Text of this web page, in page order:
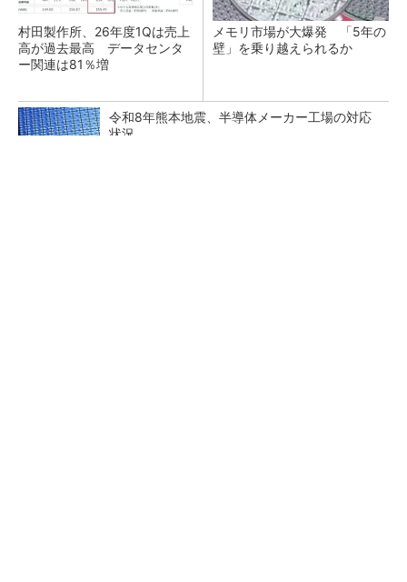
村田製作所、26年度1Qは売上
高が過去最高 データセンタ
ー関連は81％増
メモリ市場が大爆発 「5年の
壁」を乗り越えられるか
令和8年熊本地震、半導体メーカー工場の対応
状況